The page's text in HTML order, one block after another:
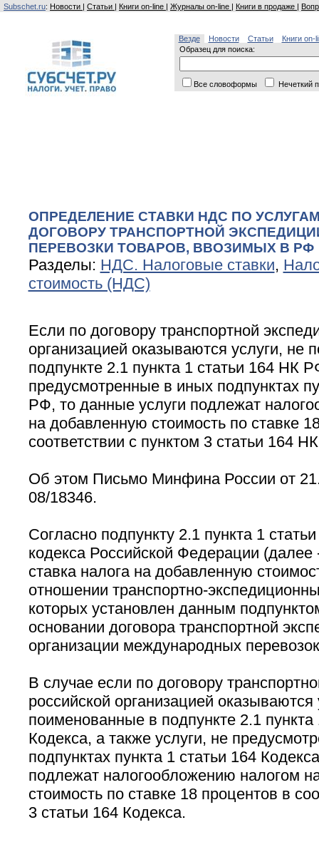
Subschet.ru: Новости | Статьи | Книги on-line | Журналы on-line | Книги в продаже |
Везде Новости Статьи
Книги on-
Образец для поиска:
Все словоформы Нечеткий
ОПРЕДЕЛЕНИЕ СТАВКИ НДС ПО
ДОГОВОРУ ТРАНСПОРТНОЙ
ПЕРЕВОЗКИ ТОВАРОВ, ВВОЗИМЫХ В РФ
Разделы: НДС. Налоговые ставки,
стоимость (НДС)
Если по договору транспортной
организацией оказываются услуги, не
подпункте 2.1 пункта 1 статьи 164 НК
предусмотренные в иных подпунктах
РФ, то данные услуги подлежат
на добавленную стоимость по ставке
соответствии с пунктом 3 статьи 164
Об этом Письмо Минфина России от
08/18346.
Согласно подпункту 2.1 пункта 1
кодекса Российской Федерации (далее
ставка налога на добавленную
отношении транспортно-
которых установлен данным
основании договора транспортной
организации международных
В случае если по договору
российской организацией оказываются
поименованные в подпункте 2.1 пункта
Кодекса, а также услуги, не
подпунктах пункта 1 статьи 164
подлежат налогообложению налогом
стоимость по ставке 18 процентов в
3 статьи 164 Кодекса.